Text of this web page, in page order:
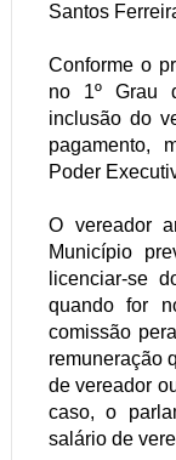
Santos
Conforme o
no 1º Grau
inclusão do
pagamento,
Poder
O vereador
Município
licenciar-se
quando for
comissão
remuneração
de vereador
caso, o
salário de